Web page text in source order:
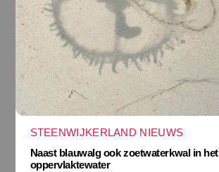
STEENWIJKERLAND NIEUWS
Naast blauwalg ook zoetwaterkwal in het
oppervlaktewater